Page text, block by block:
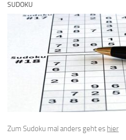
SUDOKU
Zum Sudoku mal anders geht es hier